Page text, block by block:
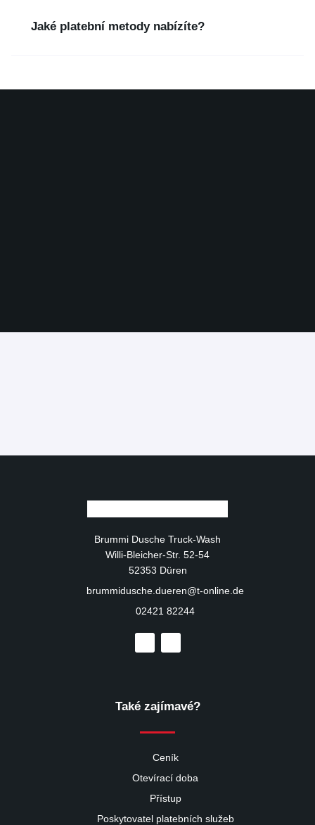
Jaké platební metody nabízíte?
Brummi Dusche Truck-Wash
Willi-Bleicher-Str. 52-54
52353 Düren
brummidusche.dueren@t-online.de
02421 82244
Také zajímavé?
Ceník
Otevírací doba
Přístup
Poskytovatel platebních služeb